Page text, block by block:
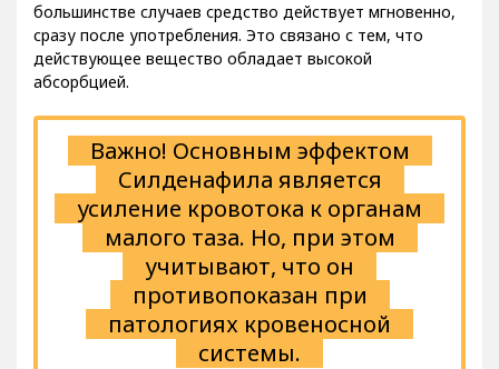
большинстве случаев средство действует мгновенно,
сразу после употребления. Это связано с тем, что
действующее вещество обладает высокой
абсорбцией.
Важно! Основным эффектом
Силденафила является
усиление кровотока к органам
малого таза. Но, при этом
учитывают, что он
противопоказан при
патологиях кровеносной
системы.